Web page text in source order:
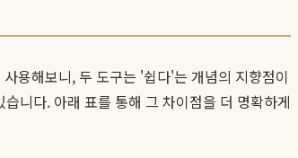
사용해보니, 두 도구는 '쉽다'는 개념의 지향점이
니다. 아래 표를 통해 그 차이점을 더 명확하게